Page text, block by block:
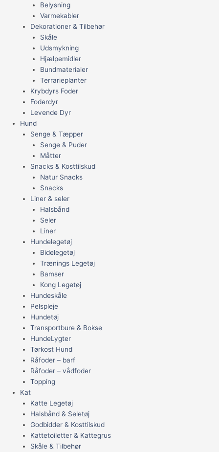
Belysning
Varmekabler
Dekorationer & Tilbehør
Skåle
Udsmykning
Hjælpemidler
Bundmaterialer
Terrarieplanter
Krybdyrs Foder
Foderdyr
Levende Dyr
Hund
Senge & Tæpper
Senge & Puder
Måtter
Snacks & Kosttilskud
Natur Snacks
Snacks
Liner & seler
Halsbånd
Seler
Liner
Hundelegetøj
Bidelegetøj
Trænings Legetøj
Bamser
Kong Legetøj
Hundeskåle
Pelspleje
Hundetøj
Transportbure & Bokse
HundeLygter
Tørkost Hund
Råfoder – barf
Råfoder – vådfoder
Topping
Kat
Katte Legetøj
Halsbånd & Seletøj
Godbidder & Kosttilskud
Kattetoiletter & Kattegrus
Skåle & Tilbehør